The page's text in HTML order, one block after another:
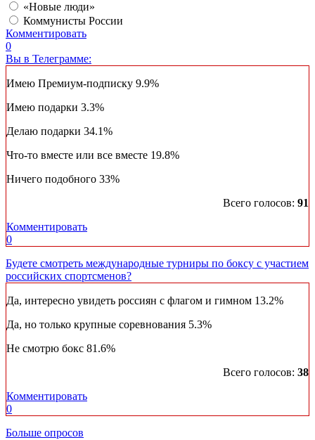
«Новые люди»
Коммунисты России
Комментировать
0
Вы в Телеграмме:
Имею Премиум-подписку 9.9%
Имею подарки 3.3%
Делаю подарки 34.1%
Что-то вместе или все вместе 19.8%
Ничего подобного 33%
Всего голосов: 91
Комментировать
0
Будете смотреть международные турниры по боксу с участием
российских спортсменов?
Да, интересно увидеть россиян с флагом и гимном 13.2%
Да, но только крупные соревнования 5.3%
Не смотрю бокс 81.6%
Всего голосов: 38
Комментировать
0
Больше опросов